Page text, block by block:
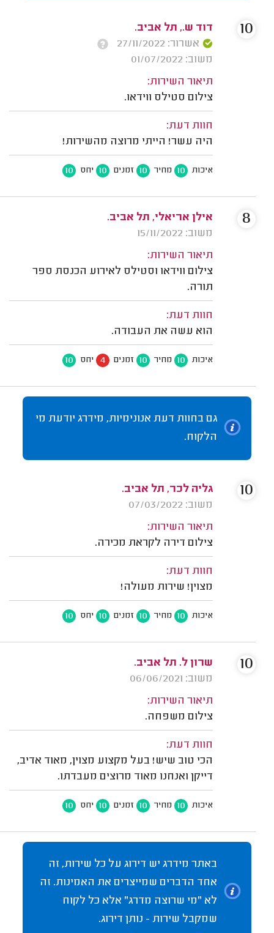
דוד ש., תל אביב.
אשרור: 27/11/2022
משוב: 01/07/2022
תיאור השירות:
צילום סטילס ווידאו.
חוות דעת:
היה עשר! הייתי מרוצה מהשירות!
איכות 10 מחיר 10 זמנים 10 יחס 10
10
אילן אריאלי, תל אביב.
משוב: 15/11/2022
תיאור השירות:
צילום ווידאו וסטילס לאירוע הכנסת ספר
תורה.
חוות דעת:
הוא עשה את העבודה.
איכות 10 מחיר 10 זמנים 4 יחס 10
8
גם בחוות דעת אנונימיות, מידרג יודעת מי
הלקוח.
גליה לכר, תל אביב.
משוב: 07/03/2022
תיאור השירות:
צילום דירה לקראת מכירה.
חוות דעת:
מצוין! שירות מעולה!
איכות 10 מחיר 10 זמנים 10 יחס 10
10
שרון ל. תל אביב.
משוב: 06/06/2021
תיאור השירות:
צילום משפחה.
חוות דעת:
הכי טוב שיש! בעל מקצוע מצוין, מאוד אדיב,
דייקן ואנחנו מאוד מרוצים מעבדתו.
איכות 10 מחיר 10 זמנים 10 יחס 10
10
באתר מידרג יש דירוג על כל שירות, זה
אחד הדברים שמייצרים את האמינות. זה
לא "מי שרוצה מדרג" אלא כל לקוח
שמקבל שירות - נותן דירוג.